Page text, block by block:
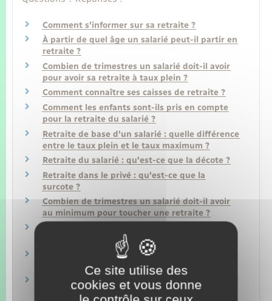
Comment s'informer sur sa retraite ?
À partir de quel âge un salarié peut-il partir en
retraite ?
Combien de trimestres un salarié doit-il avoir
pour avoir sa retraite à taux plein ?
Comment connaître ses caisses de retraite ?
Comment les enfants sont-ils pris en compte
pour la retraite du salarié ?
Retraite de base d'un salarié : quelle différence
entre le taux plein et le taux maximum ?
Retraite du salarié : qu'est-ce que la décote ?
Retraite dans le privé : qu'est-ce que la
surcote ?
Combien de trimestres un salarié doit-il avoir
au minimum pour toucher une retraite ?
lorsqu'on est salarié ?
Travailler après 67 ans : quelles conséquences
pour la retraite du salarié ?
Salarié détaché à l'étranger ou expatrié : quels
effets sur la retraite ?
Ce site utilise des
cookies et vous donne